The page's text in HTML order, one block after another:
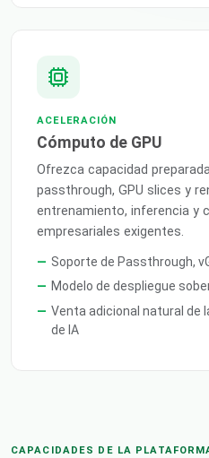
ACELERACIÓN
Cómputo de GPU
Ofrezca capacidad
passthrough, GPU slices y
entrenamiento, inferencia y
empresariales exigentes.
Soporte de Passthrough,
Modelo de despliegue
Venta adicional natural de
de IA
CAPACIDADES DE LA